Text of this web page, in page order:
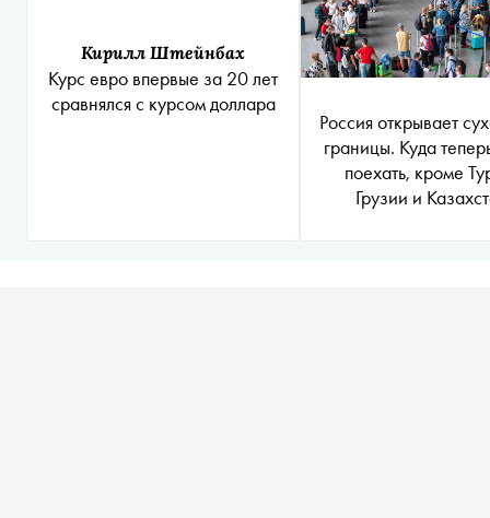
Кирилл Штейнбах
Курс евро впервые за 20 лет
сравнялся с курсом доллара
Россия открывает
границы. Куда
поехать, кроме
Грузии и